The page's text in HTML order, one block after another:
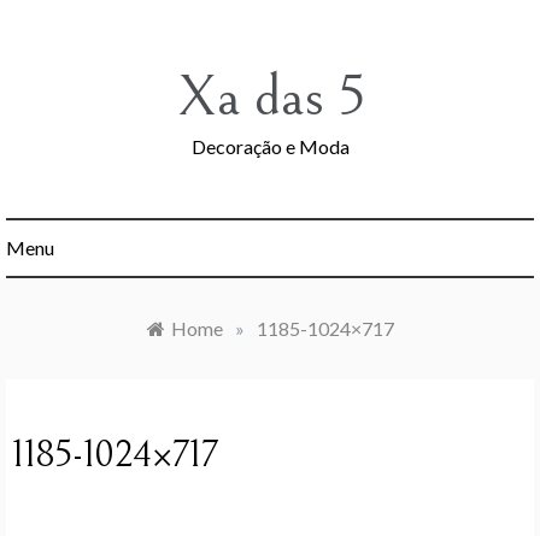
Xa das 5
Decoração e Moda
Menu
Home » 1185-1024×717
1185-1024×717